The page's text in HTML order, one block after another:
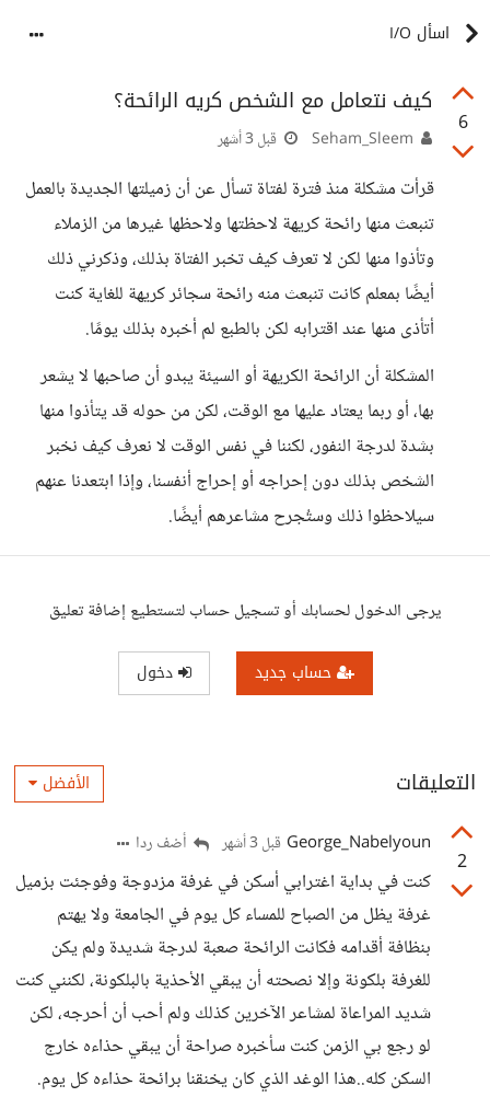
اسأل I/O
6
كيف نتعامل مع الشخص كريه الرائحة؟
قبل 3 أشهر
قرأت مشكلة منذ فترة لفتاة تسأل عن أن زميلتها الجديدة بالعمل
تنبعث منها رائحة كريهة لاحظتها ولاحظها غيرها من الزملاء
وتأذوا منها لكن لا تعرف كيف تخبر الفتاة بذلك، وذكرني ذلك
أيضًا بمعلم كانت تنبعث منه رائحة سجائر كريهة للغاية كنت
أتأذى منها عند اقترابه لكن بالطبع لم أخبره بذلك يومًا.
المشكلة أن الرائحة الكريهة أو السيئة يبدو أن صاحبها لا يشعر
بها، أو ربما يعتاد عليها مع الوقت، لكن من حوله قد يتأذوا منها
بشدة لدرجة النفور، لكننا في نفس الوقت لا نعرف كيف نخبر
الشخص بذلك دون إحراجه أو إحراج أنفسنا، وإذا ابتعدنا عنهم
سيلاحظوا ذلك وستُجرح مشاعرهم أيضًا.
يرجى الدخول لحسابك أو تسجيل حساب لتستطيع إضافة تعليق
حساب جديد دخول
التعليقات الأفضل
2
George_Nabelyoun قبل 3 أشهر أضف ردا
كنت في بداية اغترابي أسكن في غرفة مزدوجة وفوجئت بزميل
غرفة يظل من الصباح للمساء كل يوم في الجامعة ولا يهتم
بنظافة أقدامه فكانت الرائحة صعبة لدرجة شديدة ولم يكن
للغرفة بلكونة وإلا نصحته أن يبقي الأحذية بالبلكونة، لكنني كنت
شديد المراعاة لمشاعر الآخرين كذلك ولم أحب أن أحرجه، لكن
لو رجع بي الزمن كنت سأخبره صراحة أن يبقي حذاءه خارج
السكن كله..هذا الوغد الذي كان يخنقنا برائحة حذاءه كل يوم.